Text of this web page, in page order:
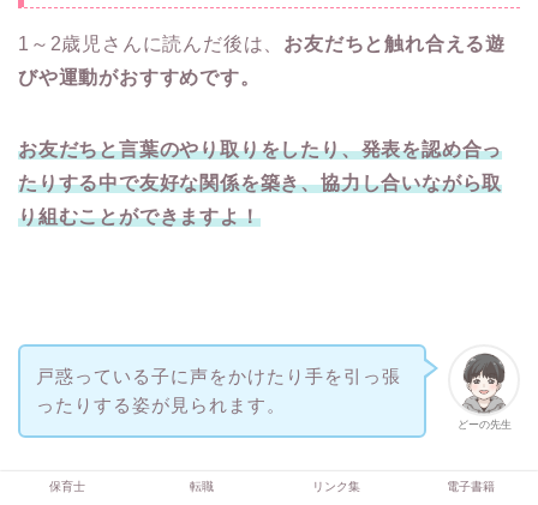
1～2歳児さんに読んだ後は、 お友だちと触れ合える遊
びや運動がおすすめです。
お友だちと言葉のやり取りをしたり、発表を認め合っ
たりする中で友好な関係を築き、協力し合いながら取
り組むことができますよ！
どーの先生
戸惑っている子に声をかけたり手を引っ張
ったりする姿が見られます。
保育士 転職 リンク集 電子書籍